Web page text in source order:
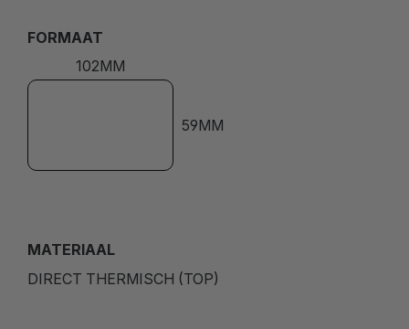
FORMAAT
102MM
59MM
MATERIAAL
DIRECT THERMISCH (TOP)